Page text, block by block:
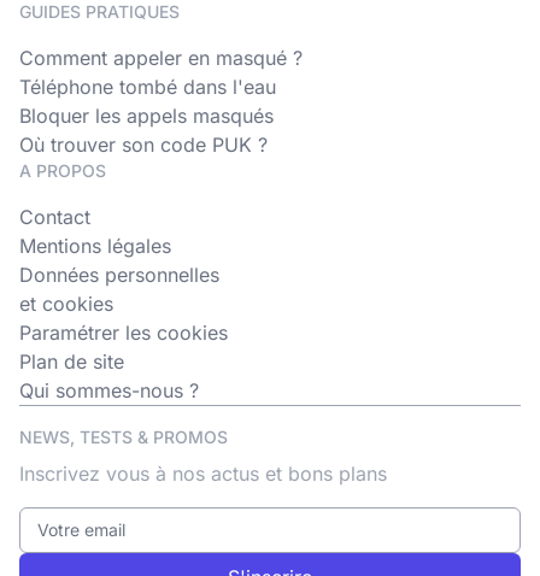
GUIDES PRATIQUES
Comment appeler en masqué ?
Téléphone tombé dans l'eau
Bloquer les appels masqués
Où trouver son code PUK ?
A PROPOS
Contact
Mentions légales
Données personnelles
et cookies
Paramétrer les cookies
Plan de site
Qui sommes-nous ?
NEWS, TESTS & PROMOS
Inscrivez vous à nos actus et bons plans